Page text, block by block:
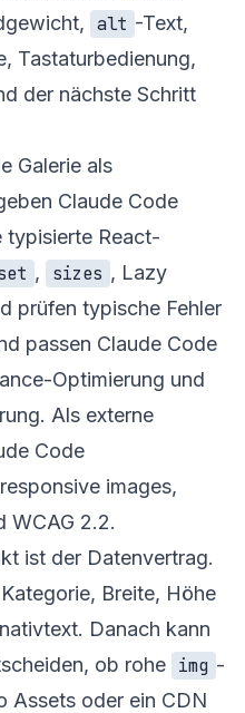
alt -Text,
Tastaturbedienung,
der nächste Schritt
Galerie als
Claude Code
typisierte React-
, sizes , Lazy
prüfen typische Fehler
passen Claude Code
Optimierung und
. Als externe
Code
responsive images,
WCAG 2.2.
ist der Datenvertrag.
Breite, Höhe
Danach kann
ob rohe img -
Assets oder ein CDN